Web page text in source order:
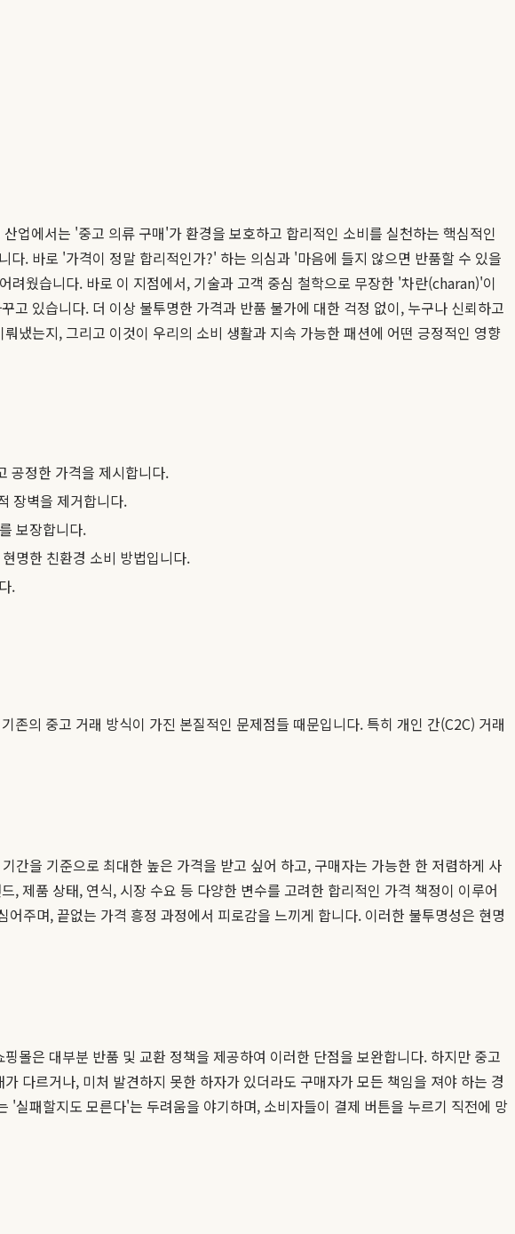
업에서는 '중고 의류 구매'가 환경을 보호하고 합리적인 소비를 실천하는 핵심적인
. 바로 '가격이 정말 합리적인가?' 하는 의심과 '마음에 들지 않으면 반품할 수 있을
웠습니다. 바로 이 지점에서, 기술과 고객 중심 철학으로 무장한 '차란(charan)'이
고 있습니다. 더 이상 불투명한 가격과 반품 불가에 대한 걱정 없이, 누구나 신뢰하고
냈는지, 그리고 이것이 우리의 소비 생활과 지속 가능한 패션에 어떤 긍정적인 영향
공정한 가격을 제시합니다.
장벽을 제거합니다.
보장합니다.
명한 친환경 소비 방법입니다.
.
의 중고 거래 방식이 가진 본질적인 문제점들 때문입니다. 특히 개인 간(C2C) 거래
간을 기준으로 최대한 높은 가격을 받고 싶어 하고, 구매자는 가능한 한 저렴하게 사
제품 상태, 연식, 시장 수요 등 다양한 변수를 고려한 합리적인 가격 책정이 이루어
주며, 끝없는 가격 흥정 과정에서 피로감을 느끼게 합니다. 이러한 불투명성은 현명
몰은 대부분 반품 및 교환 정책을 제공하여 이러한 단점을 보완합니다. 하지만 중고
다르거나, 미처 발견하지 못한 하자가 있더라도 구매자가 모든 책임을 져야 하는 경
'실패할지도 모른다'는 두려움을 야기하며, 소비자들이 결제 버튼을 누르기 직전에 망